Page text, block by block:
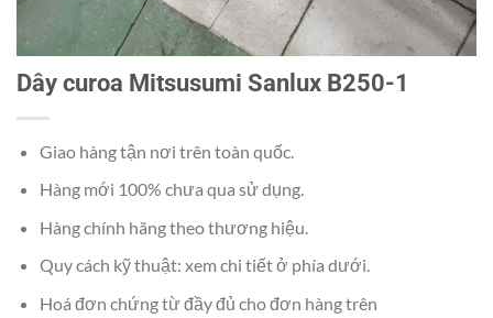
Dây curoa Mitsusumi Sanlux B250-1
Giao hàng tận nơi trên toàn quốc.
Hàng mới 100% chưa qua sử dụng.
Hàng chính hãng theo thương hiệu.
Quy cách kỹ thuật: xem chi tiết ở phía dưới.
Hoá đơn chứng từ đầy đủ cho đơn hàng trên